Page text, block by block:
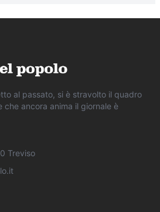
al passato, si è stravolto il quadro
che ancora anima il giornale è
Treviso